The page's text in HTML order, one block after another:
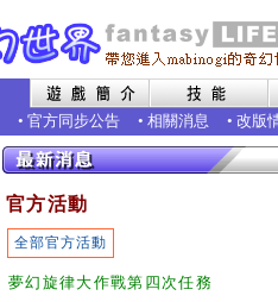
• 官方同步公告 • 相關消息 • 改版
官方活動
全部官方活動
夢幻旋律大作戰第四次任務